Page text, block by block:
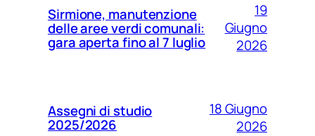
Sirmione, manutenzione
delle aree verdi comunali:
gara aperta fino al 7 luglio
19
Giugno
2026
Assegni di studio
2025/2026
18 Giugno
2026